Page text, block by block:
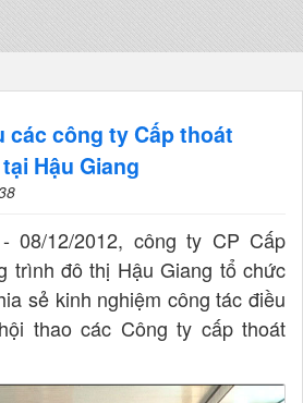
các công ty Cấp thoát
Hậu Giang
08/12/2012, công ty CP Cấp
trình đô thị Hậu Giang tổ chức
sẻ kinh nghiệm công tác điều
thao các Công ty cấp thoát